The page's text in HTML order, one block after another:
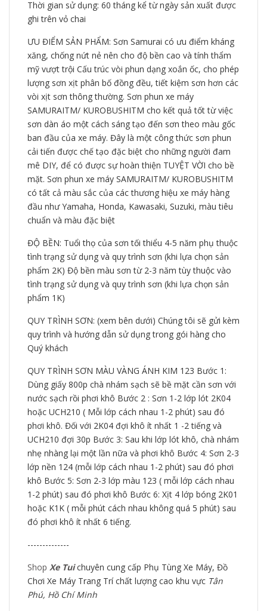
Thời gian sử dụng: 60 tháng kể từ ngày sản xuất được
ghi trên vỏ chai
ƯU ĐIỂM SẢN PHẨM: Sơn Samurai có ưu điểm kháng
xăng, chống nứt nẻ nên cho độ bền cao và tính thẩm
mỹ vượt trội Cấu trúc vòi phun dạng xoắn ốc, cho phép
lượng sơn xịt phân bố đồng đều, tiết kiệm sơn hơn các
vòi xịt sơn thông thường. Sơn phun xe máy
SAMURAITM/ KUROBUSHITM cho kết quả tốt từ việc
sơn dàn áo một cách sáng tạo đến sơn theo màu gốc
ban đầu của xe máy. Đây là một công thức sơn phun
cải tiến được chế tạo đặc biệt cho những người đam
mê DIY, để có được sự hoàn thiện TUYỆT VỜI cho bề
mặt. Sơn phun xe máy SAMURAITM/ KUROBUSHITM
có tất cả màu sắc của các thương hiệu xe máy hàng
đầu như Yamaha, Honda, Kawasaki, Suzuki, màu tiêu
chuẩn và màu đặc biệt
ĐỘ BỀN: Tuổi thọ của sơn tối thiểu 4-5 năm phụ thuộc
tình trạng sử dụng và quy trình sơn (khi lựa chọn sản
phẩm 2K) Độ bền màu sơn từ 2-3 năm tùy thuộc vào
tình trạng sử dụng và quy trình sơn (khi lựa chọn sản
phẩm 1K)
QUY TRÌNH SƠN: (xem bên dưới) Chúng tôi sẽ gửi kèm
quy trình và hướng dẫn sử dụng trong gói hàng cho
Quý khách
QUY TRÌNH SƠN MÀU VÀNG ÁNH KIM 123 Bước 1:
Dùng giấy 800p chà nhám sạch sẽ bề mặt cần sơn với
nước sạch rồi phơi khô Bước 2 : Sơn 1-2 lớp lót 2K04
hoặc UCH210 ( Mỗi lớp cách nhau 1-2 phút) sau đó
phơi khô. Đối với 2K04 đợi khô ít nhất 1 -2 tiếng và
UCH210 đợi 30p Bước 3: Sau khi lớp lót khô, chà nhám
nhẹ nhàng lại một lần nữa và phơi khô Bước 4: Sơn 2-3
lớp nền 124 (mỗi lớp cách nhau 1-2 phút) sau đó phơi
khô Bước 5: Sơn 2-3 lớp màu 123 ( mỗi lớp cách nhau
1-2 phút) sau đó phơi khô Bước 6: Xịt 4 lớp bóng 2K01
hoặc K1K ( mỗi phút cách nhau không quá 5 phút) sau
đó phơi khô ít nhất 6 tiếng.
--------------
Shop Xe Tui chuyên cung cấp Phụ Tùng Xe Máy, Đồ
Chơi Xe Máy Trang Trí chất lượng cao khu vực Tân
Phú, Hồ Chí Minh